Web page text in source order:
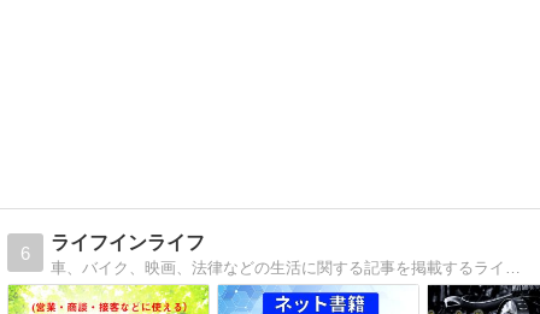
6
ライフインライフ